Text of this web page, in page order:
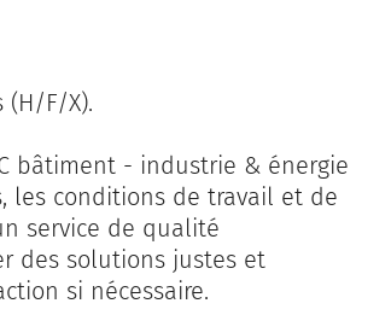
F/X).
bâtiment - industrie & énergie
les conditions de travail et de
service de qualité
des solutions justes et
si nécessaire.